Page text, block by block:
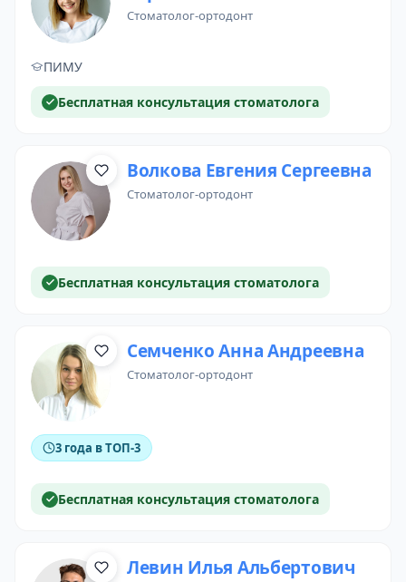
стоматолог-ортодонт
ПИМУ
Бесплатная консультация стоматолога
Волкова Евгения Сергеевна
стоматолог-ортодонт
Бесплатная консультация стоматолога
Семченко Анна Андреевна
стоматолог-ортодонт
3 года в ТОП-3
Бесплатная консультация стоматолога
Левин Илья Альбертович